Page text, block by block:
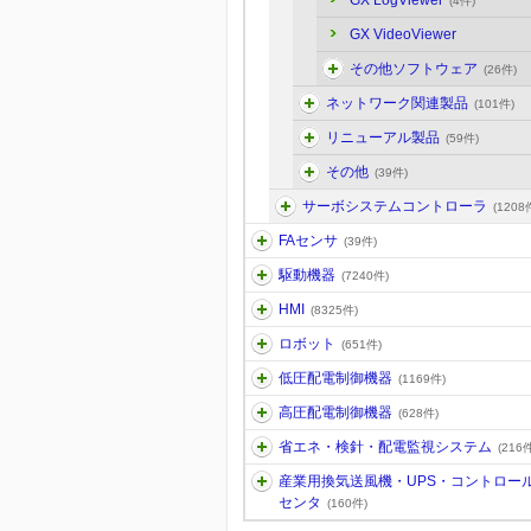
GX VideoViewer
その他ソフトウェア (26件)
ネットワーク関連製品 (101件)
リニューアル製品 (59件)
その他 (39件)
サーボシステムコントローラ (1208
FAセンサ (39件)
駆動機器 (7240件)
HMI (8325件)
ロボット (651件)
低圧配電制御機器 (1169件)
高圧配電制御機器 (628件)
省エネ・検針・配電監視システム (216
産業用換気送風機・UPS・コントロー
センタ
(160件)